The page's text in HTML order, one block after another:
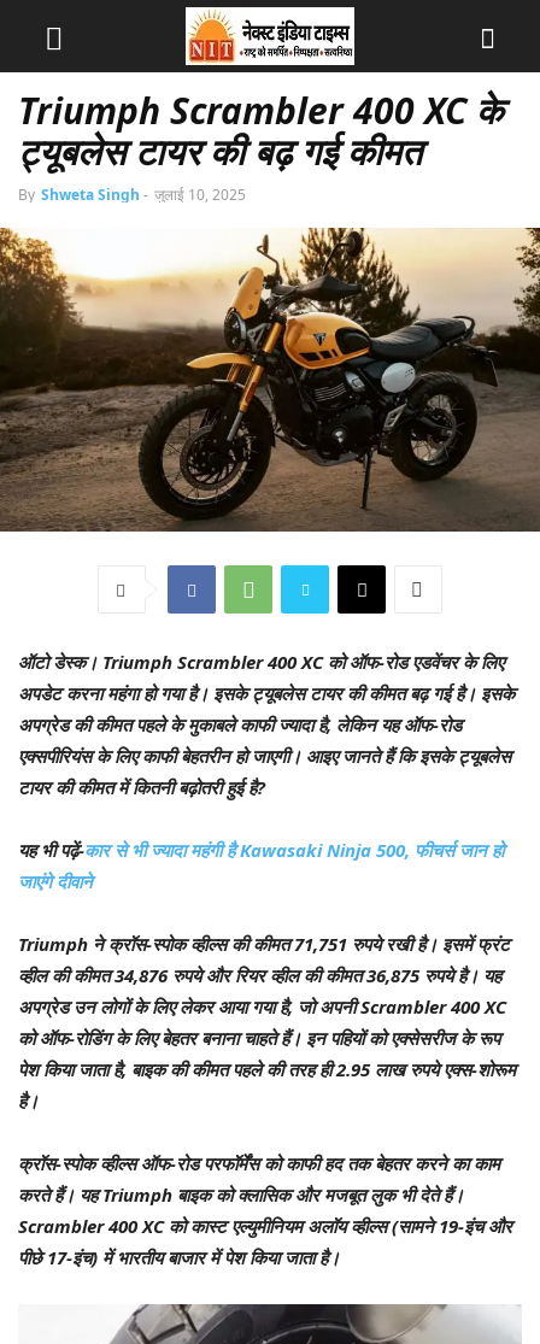
Triumph Scrambler 400 XC के
ट्यूबलेस टायर की बढ़ गई कीमत
By Shweta Singh - जुलाई 10, 2025
ऑटो डेस्क। Triumph Scrambler 400 XC को ऑफ-रोड एडवेंचर के लिए
अपडेट करना महंगा हो गया है। इसके ट्यूबलेस टायर की कीमत बढ़ गई है। इसके
अपग्रेड की कीमत पहले के मुकाबले काफी ज्यादा है, लेकिन यह ऑफ-रोड
एक्सपीरियंस के लिए काफी बेहतरीन हो जाएगी। आइए जानते हैं कि इसके ट्यूबलेस
टायर की कीमत में कितनी बढ़ोतरी हुई है?
यह भी पढ़ें-कार से भी ज्यादा महंगी है Kawasaki Ninja 500, फीचर्स जान हो
जाएंगे दीवाने
Triumph ने क्रॉस-स्पोक व्हील्स की कीमत 71,751 रुपये रखी है। इसमें फ्रंट
व्हील की कीमत 34,876 रुपये और रियर व्हील की कीमत 36,875 रुपये है। यह
अपग्रेड उन लोगों के लिए लेकर आया गया है, जो अपनी Scrambler 400 XC
को ऑफ-रोडिंग के लिए बेहतर बनाना चाहते हैं। इन पहियों को एक्सेसरीज के रूप
पेश किया जाता है, बाइक की कीमत पहले की तरह ही 2.95 लाख रुपये एक्स-शोरूम
है।
क्रॉस-स्पोक व्हील्स ऑफ-रोड परफॉर्मेंस को काफी हद तक बेहतर करने का काम
करते हैं। यह Triumph बाइक को क्लासिक और मजबूत लुक भी देते हैं।
Scrambler 400 XC को कास्ट एल्युमीनियम अलॉय व्हील्स (सामने 19-इंच और
पीछे 17-इंच) में भारतीय बाजार में पेश किया जाता है।